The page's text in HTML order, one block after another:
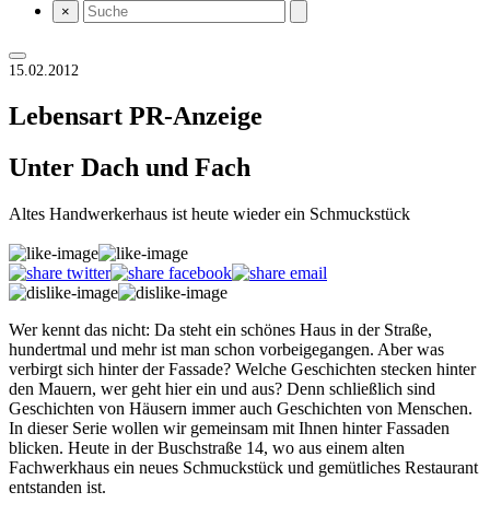
×
15.02.2012
Lebensart PR-Anzeige
Unter Dach und Fach
Altes Handwerkerhaus ist heute wieder ein Schmuckstück
Wer kennt das nicht: Da steht ein schönes Haus in der Straße,
hundertmal und mehr ist man schon vorbeigegangen. Aber was
verbirgt sich hinter der Fassade? Welche Geschichten stecken hinter
den Mauern, wer geht hier ein und aus? Denn schließlich sind
Geschichten von Häusern immer auch Geschichten von Menschen.
In dieser Serie wollen wir gemeinsam mit Ihnen hinter Fassaden
blicken. Heute in der Buschstraße 14, wo aus einem alten
Fachwerkhaus ein neues Schmuckstück und gemütliches Restaurant
entstanden ist.